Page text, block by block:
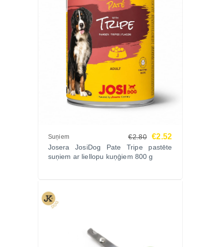
Suņiem €2.80 €2.52
Josera JosiDog Pate Tripe pastēte
suņiem ar liellopu kuņģiem 800 g